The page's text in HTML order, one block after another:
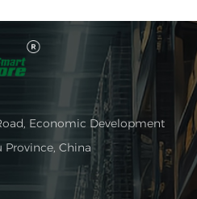
Economic Development
Province, China